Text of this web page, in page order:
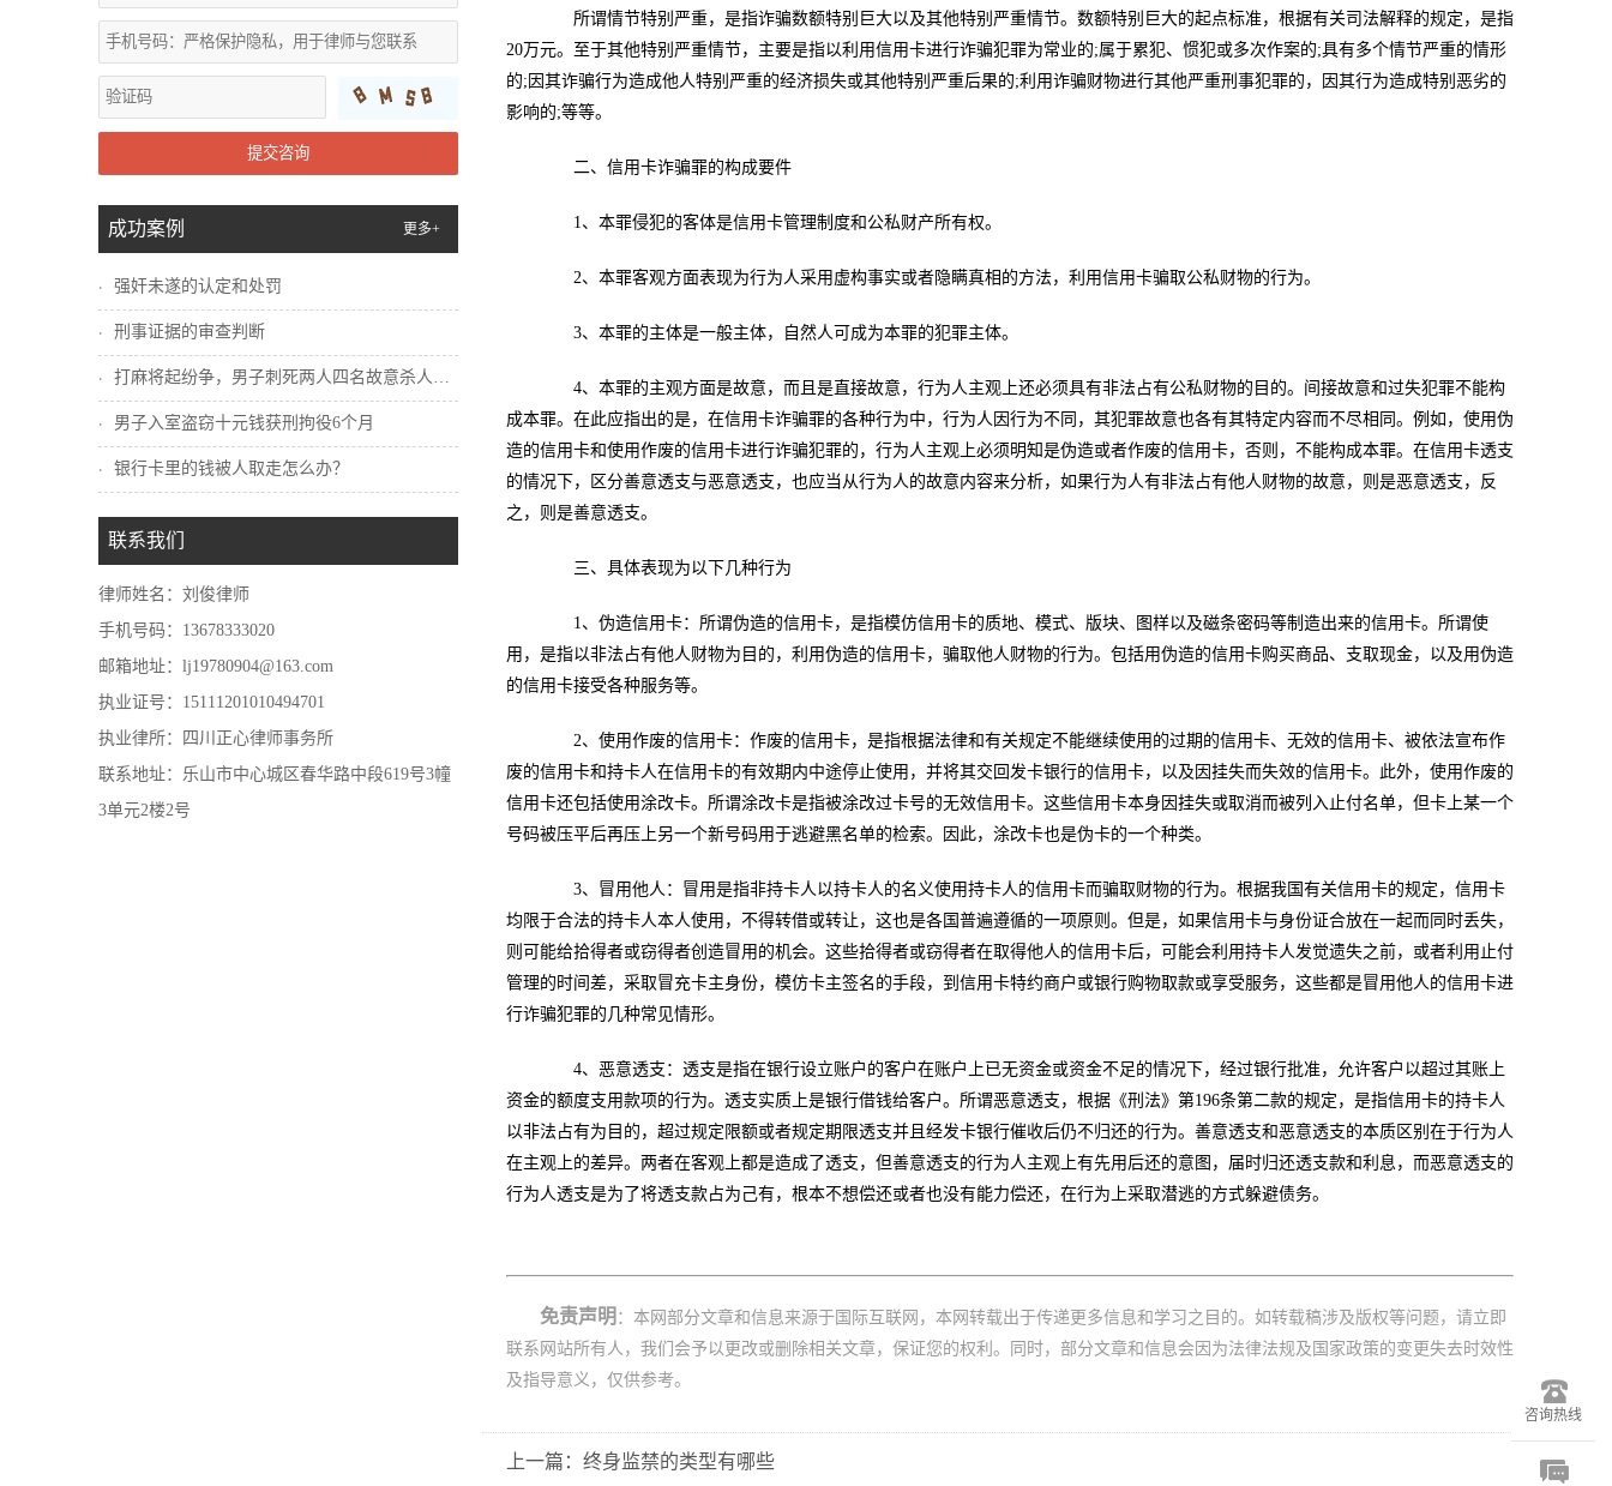
提交咨询
成功案例 更多+
强奸未遂的认定和处罚
刑事证据的审查判断
打麻将起纷争，男子刺死两人四名故意杀人犯...
男子入室盗窃十元钱获刑拘役6个月
银行卡里的钱被人取走怎么办？
联系我们
律师姓名：刘俊律师
手机号码：13678333020
邮箱地址：lj19780904@163.com
执业证号：15111201010494701
执业律所：四川正心律师事务所
联系地址：乐山市中心城区春华路中段619号3幢
3单元2楼2号
所谓情节特别严重，是指诈骗数额特别巨大以及其他特别严重情节。数额特别巨大的起点标准，根据有关司法解释的规定，是指
20万元。至于其他特别严重情节，主要是指以利用信用卡进行诈骗犯罪为常业的;属于累犯、惯犯或多次作案的;具有多个情节严重的情形
的;因其诈骗行为造成他人特别严重的经济损失或其他特别严重后果的;利用诈骗财物进行其他严重刑事犯罪的，因其行为造成特别恶劣的
影响的;等等。
二、信用卡诈骗罪的构成要件
1、本罪侵犯的客体是信用卡管理制度和公私财产所有权。
2、本罪客观方面表现为行为人采用虚构事实或者隐瞒真相的方法，利用信用卡骗取公私财物的行为。
3、本罪的主体是一般主体，自然人可成为本罪的犯罪主体。
4、本罪的主观方面是故意，而且是直接故意，行为人主观上还必须具有非法占有公私财物的目的。间接故意和过失犯罪不能构
成本罪。在此应指出的是，在信用卡诈骗罪的各种行为中，行为人因行为不同，其犯罪故意也各有其特定内容而不尽相同。例如，使用伪
造的信用卡和使用作废的信用卡进行诈骗犯罪的，行为人主观上必须明知是伪造或者作废的信用卡，否则，不能构成本罪。在信用卡透支
的情况下，区分善意透支与恶意透支，也应当从行为人的故意内容来分析，如果行为人有非法占有他人财物的故意，则是恶意透支，反
之，则是善意透支。
三、具体表现为以下几种行为
1、伪造信用卡：所谓伪造的信用卡，是指模仿信用卡的质地、模式、版块、图样以及磁条密码等制造出来的信用卡。所谓使
用，是指以非法占有他人财物为目的，利用伪造的信用卡，骗取他人财物的行为。包括用伪造的信用卡购买商品、支取现金，以及用伪造
的信用卡接受各种服务等。
2、使用作废的信用卡：作废的信用卡，是指根据法律和有关规定不能继续使用的过期的信用卡、无效的信用卡、被依法宣布作
废的信用卡和持卡人在信用卡的有效期内中途停止使用，并将其交回发卡银行的信用卡，以及因挂失而失效的信用卡。此外，使用作废的
信用卡还包括使用涂改卡。所谓涂改卡是指被涂改过卡号的无效信用卡。这些信用卡本身因挂失或取消而被列入止付名单，但卡上某一个
号码被压平后再压上另一个新号码用于逃避黑名单的检索。因此，涂改卡也是伪卡的一个种类。
3、冒用他人：冒用是指非持卡人以持卡人的名义使用持卡人的信用卡而骗取财物的行为。根据我国有关信用卡的规定，信用卡
均限于合法的持卡人本人使用，不得转借或转让，这也是各国普遍遵循的一项原则。但是，如果信用卡与身份证合放在一起而同时丢失，
则可能给拾得者或窃得者创造冒用的机会。这些拾得者或窃得者在取得他人的信用卡后，可能会利用持卡人发觉遗失之前，或者利用止付
管理的时间差，采取冒充卡主身份，模仿卡主签名的手段，到信用卡特约商户或银行购物取款或享受服务，这些都是冒用他人的信用卡进
行诈骗犯罪的几种常见情形。
4、恶意透支：透支是指在银行设立账户的客户在账户上已无资金或资金不足的情况下，经过银行批准，允许客户以超过其账上
资金的额度支用款项的行为。透支实质上是银行借钱给客户。所谓恶意透支，根据《刑法》第196条第二款的规定，是指信用卡的持卡人
以非法占有为目的，超过规定限额或者规定期限透支并且经发卡银行催收后仍不归还的行为。善意透支和恶意透支的本质区别在于行为人
在主观上的差异。两者在客观上都是造成了透支，但善意透支的行为人主观上有先用后还的意图，届时归还透支款和利息，而恶意透支的
行为人透支是为了将透支款占为己有，根本不想偿还或者也没有能力偿还，在行为上采取潜逃的方式躲避债务。
免责声明 ：本网部分文章和信息来源于国际互联网，本网转载出于传递更多信息和学习之目的。如转载稿涉及版权等问题，请立即
联系网站所有人，我们会予以更改或删除相关文章，保证您的权利。同时，部分文章和信息会因为法律法规及国家政策的变更失去时效性
及指导意义，仅供参考。
上一篇：终身监禁的类型有哪些
咨询热线